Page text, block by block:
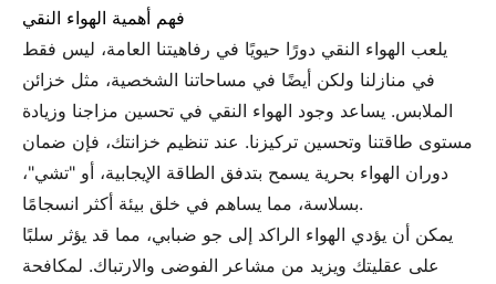
فهم أهمية الهواء النقي
يلعب الهواء النقي دورًا حيويًا في رفاهيتنا العامة، ليس فقط
في منازلنا ولكن أيضًا في مساحاتنا الشخصية، مثل خزائن
الملابس. يساعد وجود الهواء النقي في تحسين مزاجنا وزيادة
مستوى طاقتنا وتحسين تركيزنا. عند تنظيم خزانتك، فإن ضمان
دوران الهواء بحرية يسمح بتدفق الطاقة الإيجابية، أو "تشي"،
بسلاسة، مما يساهم في خلق بيئة أكثر انسجامًا.
يمكن أن يؤدي الهواء الراكد إلى جو ضبابي، مما قد يؤثر سلبًا
على عقليتك ويزيد من مشاعر الفوضى والارتباك. لمكافحة